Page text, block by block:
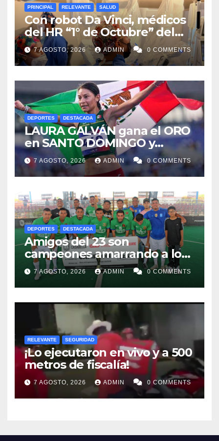
PRINCIPAL RELEVANTE SALUD
Con robot Da Vinci, médicos
del HR “1° de Octubre” del
ISSSTE retiran tumor renal a
paciente de 72 años
7 AGOSTO, 2026 ADMIN 0 COMMENTS
DEPORTES DESTACADA
LAURA GALVÁN gana el ORO
en SANTO DOMINGO y
dedica Medalla a sus padres
fallecidos
7 AGOSTO, 2026 ADMIN 0 COMMENTS
DEPORTES DESTACADA
Amigos del 23 son
campeones amarrando a los
“Perros Bravos”
7 AGOSTO, 2026 ADMIN 0 COMMENTS
RELEVANTE SEGURIDAD
¡Lo ejecutaron en vivo y a 500
metros de fiscalía!
7 AGOSTO, 2026 ADMIN 0 COMMENTS